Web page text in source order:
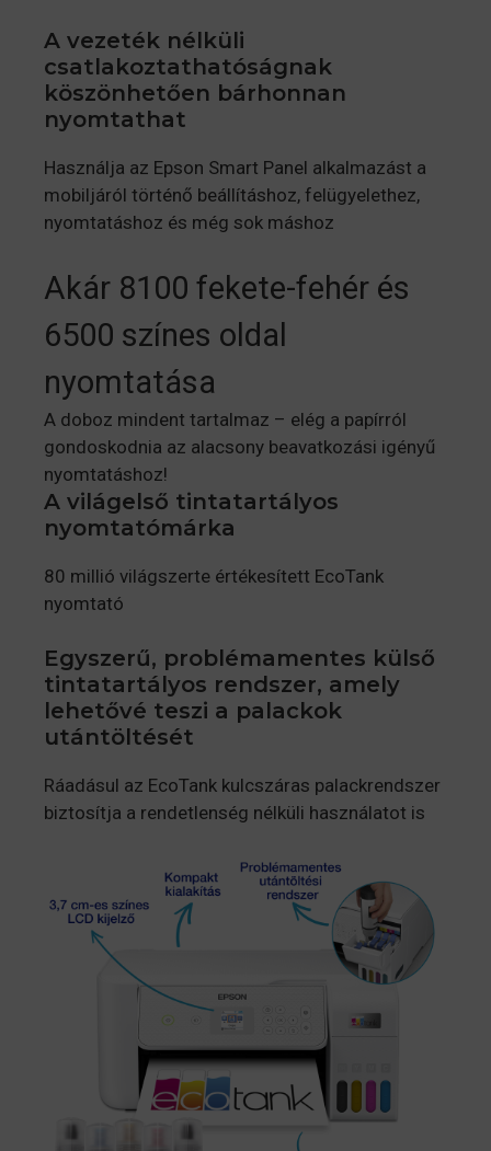
A vezeték nélküli
csatlakoztathatóságnak
köszönhetően bárhonnan
nyomtathat
Használja az Epson Smart Panel alkalmazást a
mobiljáról történő beállításhoz, felügyelethez,
nyomtatáshoz és még sok máshoz
Akár 8100 fekete-fehér és
6500 színes oldal
nyomtatása
A doboz mindent tartalmaz – elég a papírról
gondoskodnia az alacsony beavatkozási igényű
nyomtatáshoz!
A világelső tintatartályos
nyomtatómárka
80 millió világszerte értékesített EcoTank
nyomtató
Egyszerű, problémamentes külső
tintatartályos rendszer, amely
lehetővé teszi a palackok
utántöltését
Ráadásul az EcoTank kulcszáras palackrendszer
biztosítja a rendetlenség nélküli használatot is